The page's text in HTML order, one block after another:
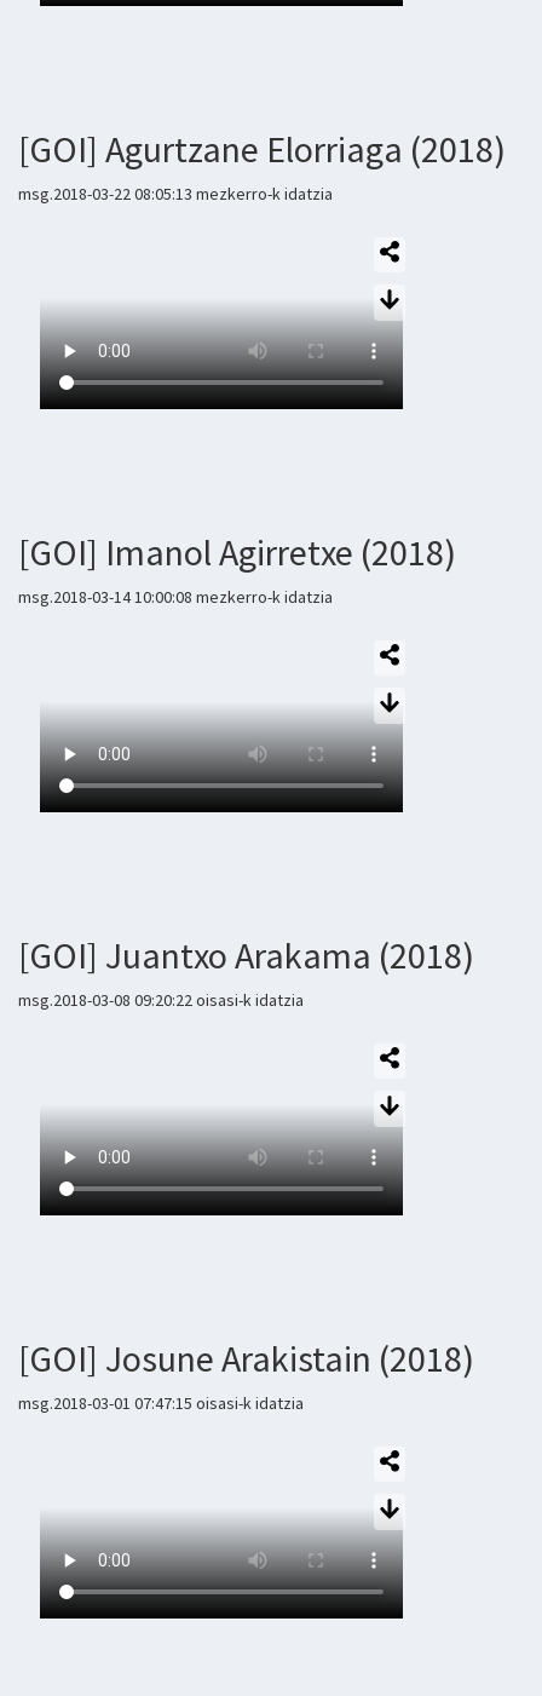
[GOI] Agurtzane Elorriaga (2018)
msg.2018-03-22 08:05:13 mezkerro-k idatzia
[GOI] Imanol Agirretxe (2018)
msg.2018-03-14 10:00:08 mezkerro-k idatzia
[GOI] Juantxo Arakama (2018)
msg.2018-03-08 09:20:22 oisasi-k idatzia
[GOI] Josune Arakistain (2018)
msg.2018-03-01 07:47:15 oisasi-k idatzia